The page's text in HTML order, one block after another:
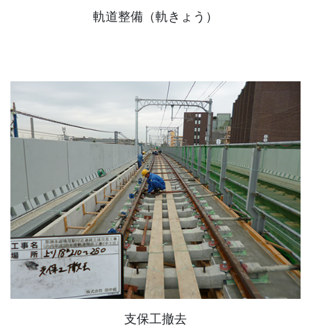
軌道整備（軌きょう）
支保工撤去